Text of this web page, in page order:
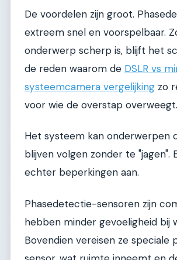
De voordelen zijn groot.
extreem snel en voorspelbaar.
onderwerp scherp is, blijft het
de reden waarom de DSLR vs
systeemcamera vergelijking zo
voor wie de overstap overweegt.
Het systeem kan onderwerpen
blijven volgen zonder te "jagen".
echter beperkingen aan.
Phasedetectie-sensoren zijn
hebben minder gevoeligheid bij
Bovendien vereisen ze speciale